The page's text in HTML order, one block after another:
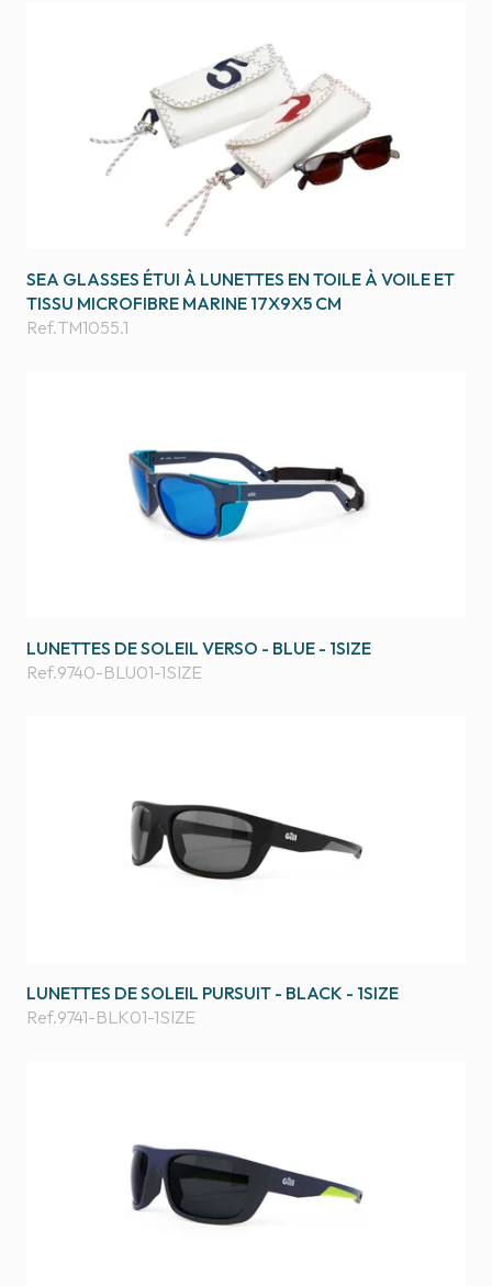
SEA GLASSES ÉTUI À LUNETTES EN TOILE À VOILE ET
TISSU MICROFIBRE MARINE 17X9X5 CM
Ref.TM1055.1
LUNETTES DE SOLEIL VERSO - BLUE - 1SIZE
Ref.9740-BLU01-1SIZE
LUNETTES DE SOLEIL PURSUIT - BLACK - 1SIZE
Ref.9741-BLK01-1SIZE